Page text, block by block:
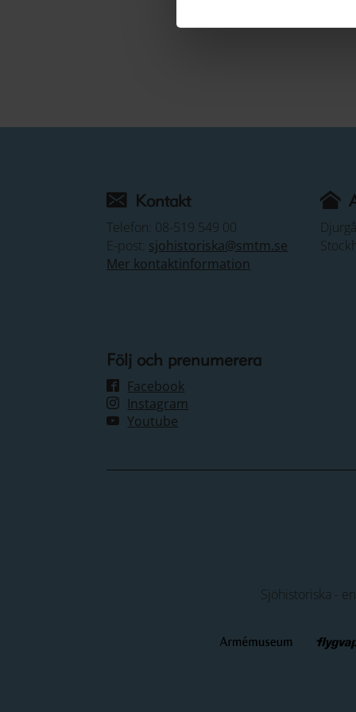
Kontakt
Telefon: 08-519 549 00
E-post: sjohistoriska@smtm.se
Mer kontaktinformation
Följ och prenumerera
Facebook
Instagram
Youtube
Sjöhistoriska -